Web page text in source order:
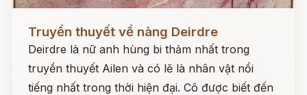
Đọc ngay
Truyền thuyết về nàng Deirdre
Deirdre là nữ anh hùng bi thảm nhất trong
truyền thuyết Ailen và có lẽ là nhân vật nổi
tiếng nhất trong thời hiện đại. Cô được biết đến